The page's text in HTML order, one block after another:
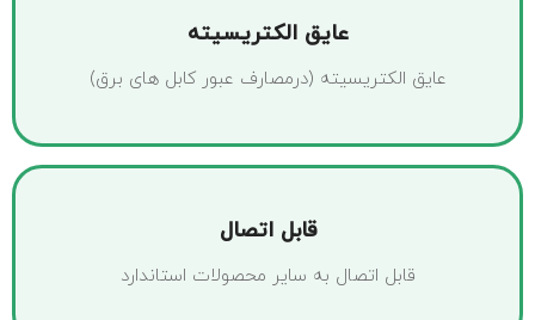
عایق الکتریسیته
عایق الکتریسیته (درمصارف عبور کابل های برق)
قابل اتصال
قابل اتصال به سایر محصولات استاندارد